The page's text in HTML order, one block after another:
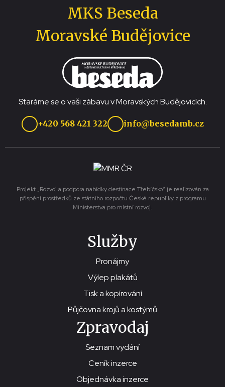
MKS Beseda
Moravské Budějovice
Staráme se o vaši zábavu v Moravských Budějovicích.
+420 568 421 322 info@besedamb.cz
Projekt „Rozvoj a podpora nabídky destinace Třebíčsko“ je realizován za
přispění prostředků ze státního rozpočtu České republiky z programu
Ministerstva pro místní rozvoj.
Služby
Pronájmy
Výlep plakátů
Tisk a kopírování
Půjčovna krojů a kostýmů
Zpravodaj
Seznam vydání
Ceník inzerce
Objednávka inzerce